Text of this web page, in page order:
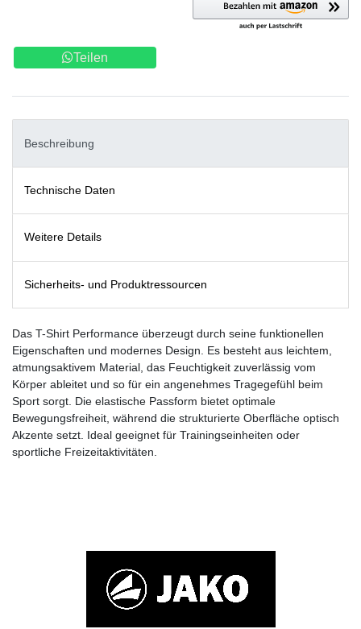
Teilen
Beschreibung
Technische Daten
Weitere Details
Sicherheits- und Produktressourcen
Das T-Shirt Performance überzeugt durch seine funktionellen
Eigenschaften und modernes Design. Es besteht aus leichtem,
atmungsaktivem Material, das Feuchtigkeit zuverlässig vom
Körper ableitet und so für ein angenehmes Tragegefühl beim
Sport sorgt. Die elastische Passform bietet optimale
Bewegungsfreiheit, während die strukturierte Oberfläche optisch
Akzente setzt. Ideal geeignet für Trainingseinheiten oder
sportliche Freizeitaktivitäten.